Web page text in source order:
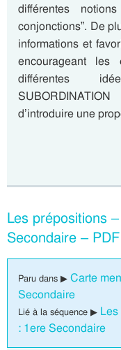
différentes
conjonctions”. De
informations et
encourageant
différentes
d’introduire une
Les prépositions
Secondaire –
Paru dans ▶ Carte
Secondaire
Lié à la séquence ▶
: 1ere Secondaire